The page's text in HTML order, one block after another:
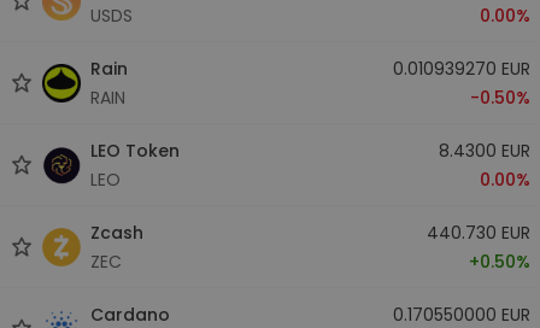
USDS
0.00%
Rain
RAIN
0.010939270 EUR
-0.50%
LEO Token
LEO
8.4300 EUR
0.00%
Zcash
ZEC
440.730 EUR
+0.50%
Cardano
0.170550000 EUR